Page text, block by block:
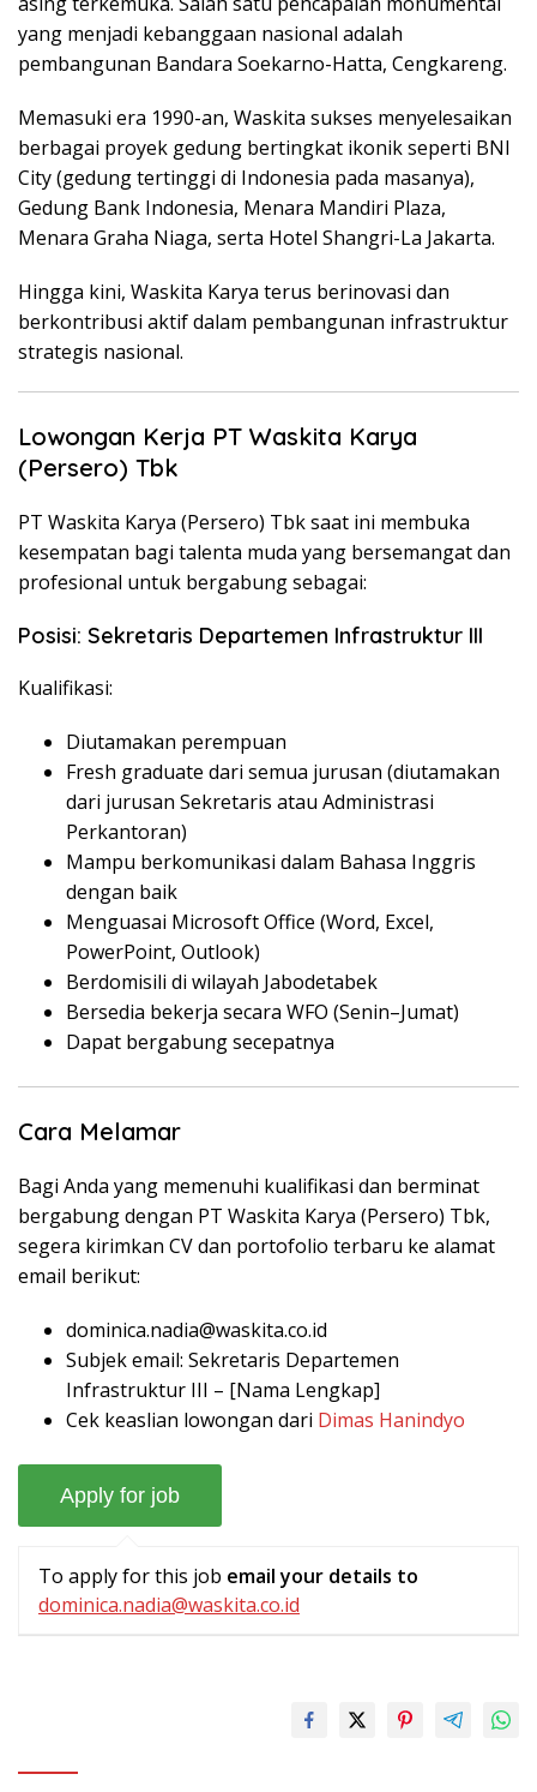
yang menjadi kebanggaan nasional adalah
pembangunan Bandara Soekarno-Hatta, Cengkareng.
Memasuki era 1990-an, Waskita sukses menyelesaikan
berbagai proyek gedung bertingkat ikonik seperti BNI
City (gedung tertinggi di Indonesia pada masanya),
Gedung Bank Indonesia, Menara Mandiri Plaza,
Menara Graha Niaga, serta Hotel Shangri-La Jakarta.
Hingga kini, Waskita Karya terus berinovasi dan
berkontribusi aktif dalam pembangunan infrastruktur
strategis nasional.
Lowongan Kerja PT Waskita Karya
(Persero) Tbk
PT Waskita Karya (Persero) Tbk saat ini membuka
kesempatan bagi talenta muda yang bersemangat dan
profesional untuk bergabung sebagai:
Posisi: Sekretaris Departemen Infrastruktur III
Kualifikasi:
Diutamakan perempuan
Fresh graduate dari semua jurusan (diutamakan
dari jurusan Sekretaris atau Administrasi
Perkantoran)
Mampu berkomunikasi dalam Bahasa Inggris
dengan baik
Menguasai Microsoft Office (Word, Excel,
PowerPoint, Outlook)
Berdomisili di wilayah Jabodetabek
Bersedia bekerja secara WFO (Senin–Jumat)
Dapat bergabung secepatnya
Cara Melamar
Bagi Anda yang memenuhi kualifikasi dan berminat
bergabung dengan PT Waskita Karya (Persero) Tbk,
segera kirimkan CV dan portofolio terbaru ke alamat
email berikut:
dominica.nadia@waskita.co.id
Subjek email: Sekretaris Departemen
Infrastruktur III – [Nama Lengkap]
Cek keaslian lowongan dari Dimas Hanindyo
To apply for this job email your details to
dominica.nadia@waskita.co.id